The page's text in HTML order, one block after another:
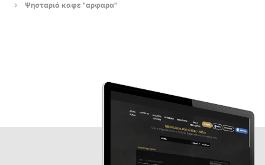
Ψησταριά καφε "αρφαρα"